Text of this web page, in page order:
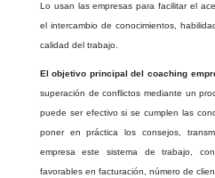
Lo usan las empresas para facilitar el
el intercambio de conocimientos,
calidad del trabajo.
El objetivo principal del coaching
superación de conflictos mediante un
puede ser efectivo si se cumplen las
poner en práctica los consejos,
empresa este sistema de trabajo,
favorables en facturación, número de